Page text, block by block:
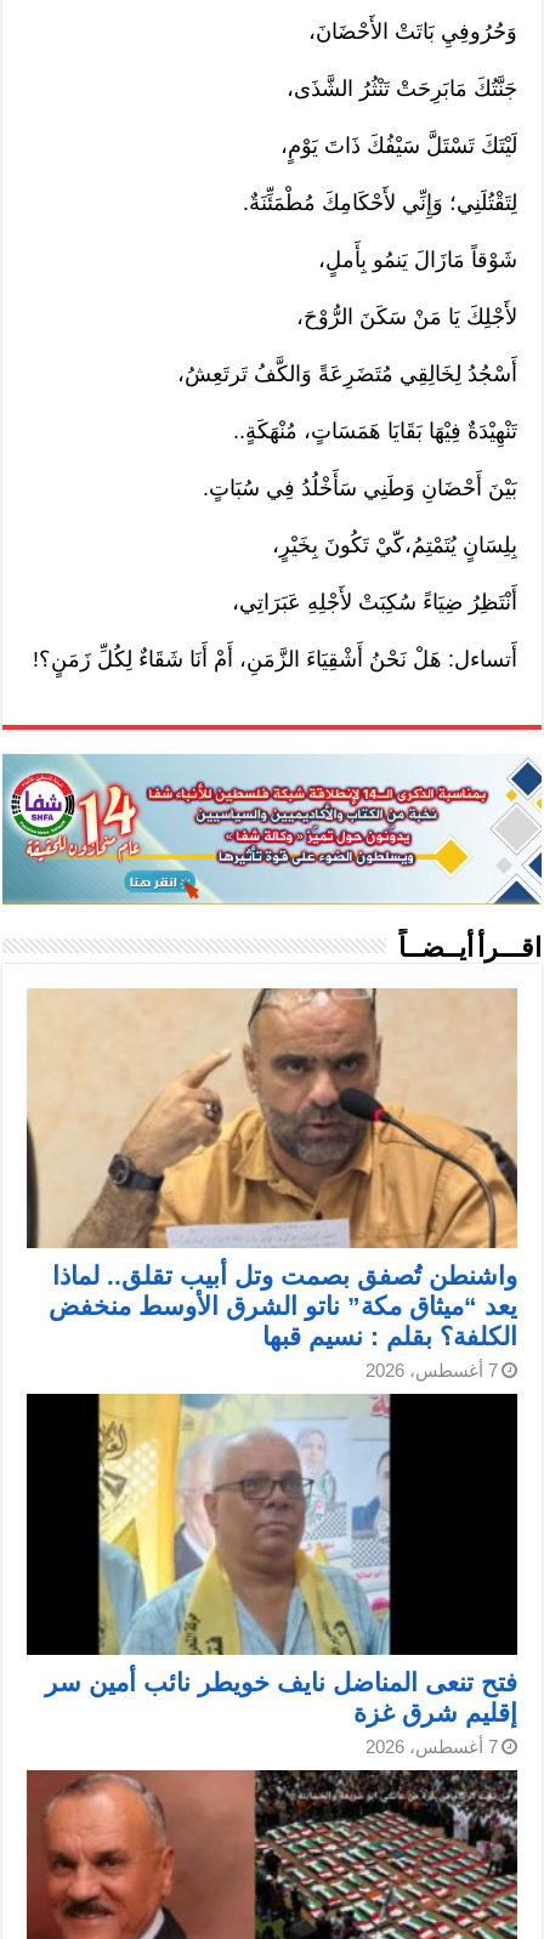
وَحُرُوفِيِ بَاتَتْ الأَحْضَانَ،
جَنَّتُكَ مَابَرِحَتْ تَنْثُرُ الشَّذَى،
لَيْتَكَ تَسْتَلَّ سَيْفُكَ ذَاتَ يَوْمٍ،
لِتَقْتُلَنِي؛ وَإِنِّي لأَحْكَامِكَ مُطْمَئِّنَةٌ.
شَوْقاً مَازَالَ يَنمُو بِأَملٍ،
لأَجْلِكَ يَا مَنْ سَكَنَ الرُّوْحَ،
أَسْجُدُ لِخَالِقِي مُتَضَرِعَةً وَالكَّفُ تَرتَعِشُ،
تَنْهِيْدَةٌ فِيْهَا بَقَايَا هَمَسَاتٍ، مُنْهَكَةٍ..
بَيْنَ أَحْضَانِ وَطَنِي سَأَخْلُدُ فِي سُبَاتٍ.
بِلِسَانٍ يُتَمْتِمُ،كّيْ تَكُونَ بِخَيْرٍ،
أَنْتَظِرُ ضِيَاءً سُكِبَتْ لأَجْلِهِ عَبَرَاتِي،
أَتساءل: هَلْ نَحْنُ أَشْقِيَاءَ الزَّمَنِ، أَمْ أَنَا شَقَاءٌ لِكُلِّ زَمَنٍ؟!
اقـــرأ أيــضــاً
واشنطن تُصفق بصمت وتل أبيب تقلق.. لماذا
يعد “ميثاق مكة” ناتو الشرق الأوسط منخفض
الكلفة؟ بقلم : نسيم قبها
7 أغسطس، 2026
فتح تنعى المناضل نايف خويطر نائب أمين سر
إقليم شرق غزة
7 أغسطس، 2026